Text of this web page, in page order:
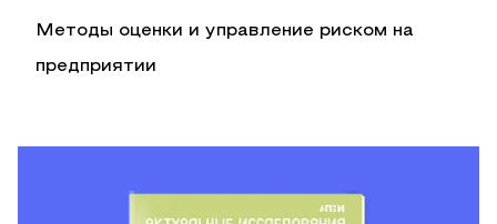
Методы оценки и управление риском на
предприятии